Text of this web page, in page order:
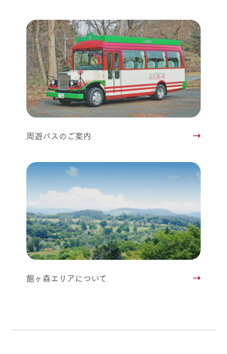
周遊バスのご案内
館ヶ森エリアについて